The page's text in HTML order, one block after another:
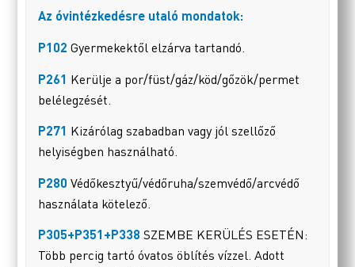
Az óvintézkedésre utaló mondatok:
P102 Gyermekektől elzárva tartandó.
P261 Kerülje a por/füst/gáz/köd/gőzök/permet
belélegzését.
P271 Kizárólag szabadban vagy jól szellőző
helyiségben használható.
P280 Védőkesztyű/védőruha/szemvédő/arcvédő
használata kötelező.
P305+P351+P338 SZEMBE KERÜLÉS ESETÉN:
Több percig tartó óvatos öblítés vízzel. Adott